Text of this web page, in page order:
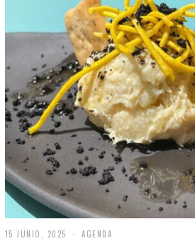
15 JUNIO, 2025 AGENDA